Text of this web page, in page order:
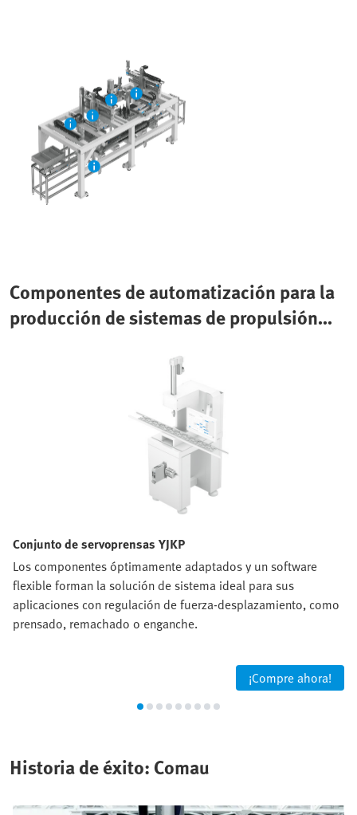
Componentes de automatización para la
producción de sistemas de propulsión
Conjunto de servoprensas YJKP
Los componentes óptimamente adaptados y un software
flexible forman la solución de sistema ideal para sus
aplicaciones con regulación de fuerza-desplazamiento, como
prensado, remachado o enganche.
¡Compre ahora!
Historia de éxito: Comau